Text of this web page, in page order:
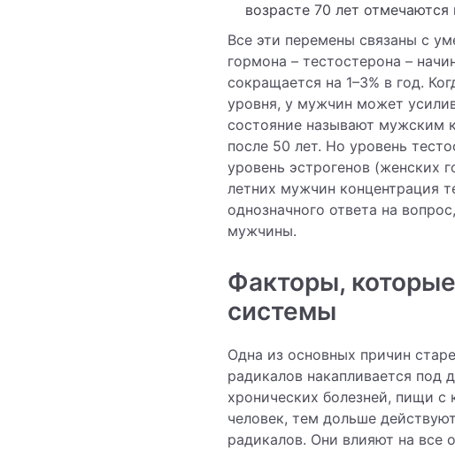
возрасте 70 лет
Все эти перемены связаны с
гормона – тестостерона –
сокращается на 1–3% в год.
уровня, у мужчин может
состояние называют мужским
после 50 лет. Но уровень
уровень эстрогенов (женских
летних мужчин концентрация
однозначного ответа на
мужчины.
Факторы,
системы
Одна из основных причин
радикалов накапливается под
хронических болезней, пищи
человек, тем дольше
радикалов. Они влияют на все